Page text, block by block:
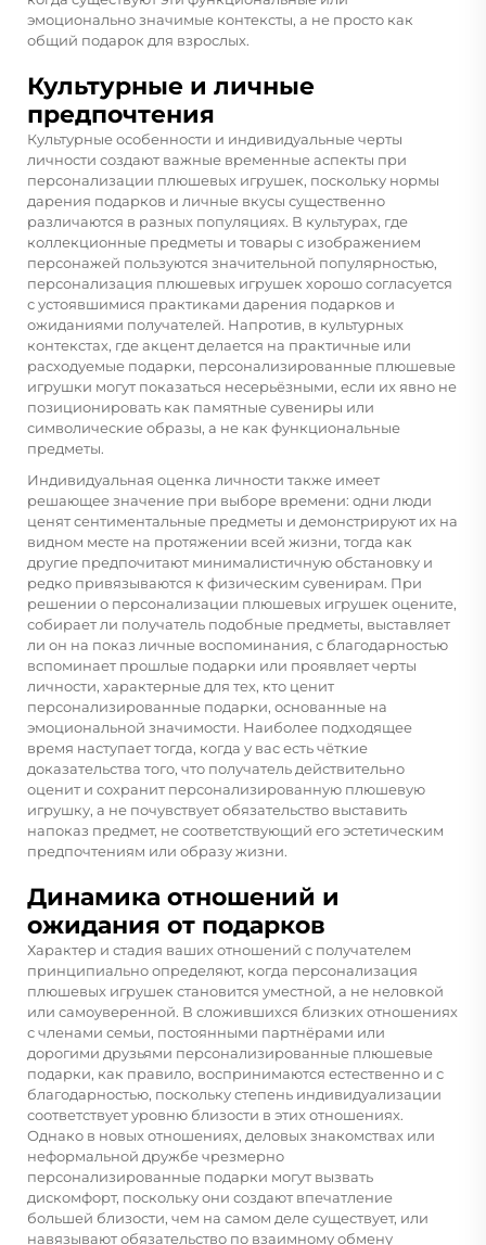
эмоционально значимые контексты, а не просто как
общий подарок для взрослых.
Культурные и личные
предпочтения
Культурные особенности и индивидуальные черты
личности создают важные временные аспекты при
персонализации плюшевых игрушек, поскольку нормы
дарения подарков и личные вкусы существенно
различаются в разных популяциях. В культурах, где
коллекционные предметы и товары с изображением
персонажей пользуются значительной популярностью,
персонализация плюшевых игрушек хорошо согласуется
с устоявшимися практиками дарения подарков и
ожиданиями получателей. Напротив, в культурных
контекстах, где акцент делается на практичные или
расходуемые подарки, персонализированные плюшевые
игрушки могут показаться несерьёзными, если их явно не
позиционировать как памятные сувениры или
символические образы, а не как функциональные
предметы.
Индивидуальная оценка личности также имеет
решающее значение при выборе времени: одни люди
ценят сентиментальные предметы и демонстрируют их на
видном месте на протяжении всей жизни, тогда как
другие предпочитают минималистичную обстановку и
редко привязываются к физическим сувенирам. При
решении о персонализации плюшевых игрушек оцените,
собирает ли получатель подобные предметы, выставляет
ли он на показ личные воспоминания, с благодарностью
вспоминает прошлые подарки или проявляет черты
личности, характерные для тех, кто ценит
персонализированные подарки, основанные на
эмоциональной значимости. Наиболее подходящее
время наступает тогда, когда у вас есть чёткие
доказательства того, что получатель действительно
оценит и сохранит персонализированную плюшевую
игрушку, а не почувствует обязательство выставить
напоказ предмет, не соответствующий его эстетическим
предпочтениям или образу жизни.
Динамика отношений и
ожидания от подарков
Характер и стадия ваших отношений с получателем
принципиально определяют, когда персонализация
плюшевых игрушек становится уместной, а не неловкой
или самоуверенной. В сложившихся близких отношениях
с членами семьи, постоянными партнёрами или
дорогими друзьями персонализированные плюшевые
подарки, как правило, воспринимаются естественно и с
благодарностью, поскольку степень индивидуализации
соответствует уровню близости в этих отношениях.
Однако в новых отношениях, деловых знакомствах или
неформальной дружбе чрезмерно
персонализированные подарки могут вызвать
дискомфорт, поскольку они создают впечатление
большей близости, чем на самом деле существует, или
навязывают обязательство по взаимному обмену